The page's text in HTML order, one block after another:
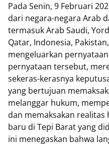
Pada Senin, 9 Februari
dari negara-negara Arab
termasuk Arab Saudi,
Qatar, Indonesia,
mengeluarkan
pernyataan tersebut,
sekeras-kerasnya
yang bertujuan
melanggar hukum,
dan memaksakan
baru di Tepi Barat yang
ini menegaskan bahwa